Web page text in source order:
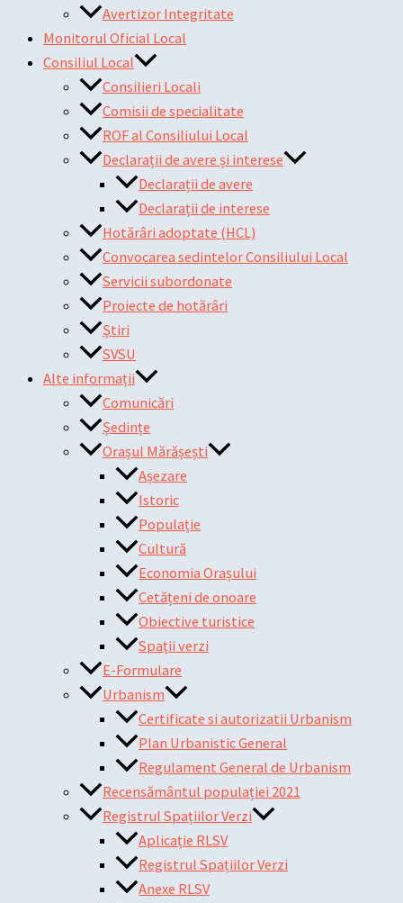
Avertizor Integritate
Monitorul Oficial Local
Consiliul Local
Consilieri Locali
Comisii de specialitate
ROF al Consiliului Local
Declarații de avere și interese
Declarații de avere
Declarații de interese
Hotărâri adoptate (HCL)
Convocarea sedintelor Consiliului Local
Servicii subordonate
Proiecte de hotărâri
Știri
SVSU
Alte informații
Comunicări
Ședințe
Orașul Mărășești
Așezare
Istoric
Populație
Cultură
Economia Orașului
Cetățeni de onoare
Obiective turistice
Spații verzi
E-Formulare
Urbanism
Certificate si autorizatii Urbanism
Plan Urbanistic General
Regulament General de Urbanism
Recensământul populației 2021
Registrul Spațiilor Verzi
Aplicație RLSV
Registrul Spațiilor Verzi
Anexe RLSV